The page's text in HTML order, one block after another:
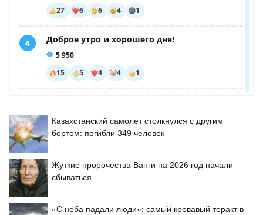
Казахстанский самолет столкнулся с другим
бортом: погибли 349 человек
Жуткие пророчества Ванги на 2026 год начали
сбываться
«С неба падали люди»: самый кровавый теракт в